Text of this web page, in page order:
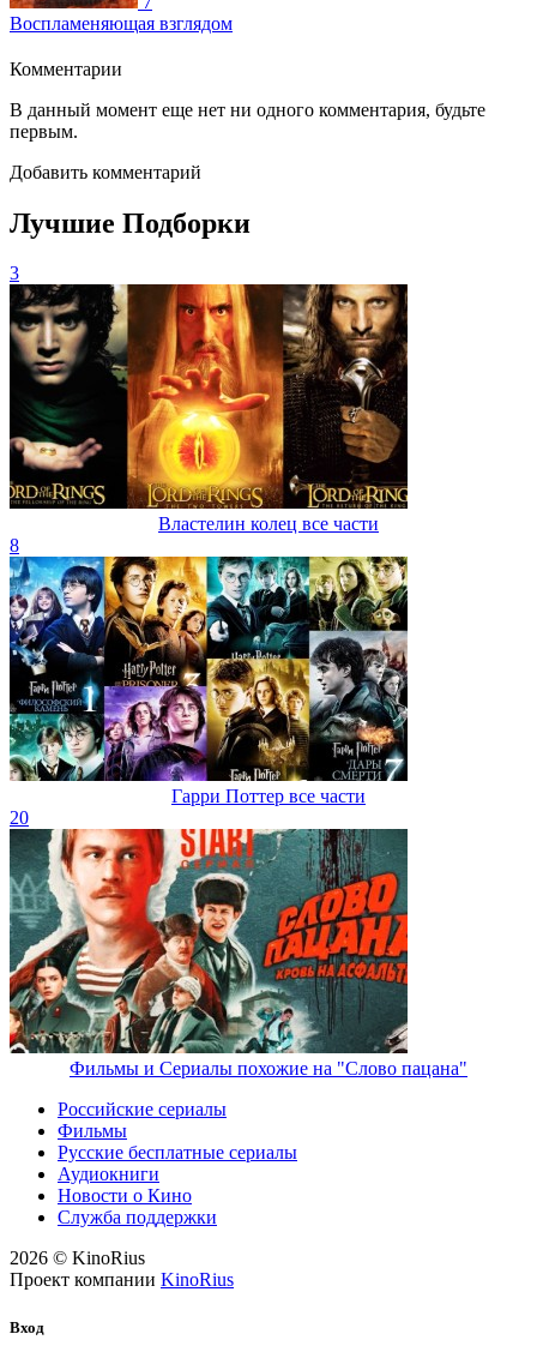
Воспламеняющая взглядом
Комментарии
В данный момент еще нет ни одного комментария, будьте
первым.
Добавить комментарий
Лучшие Подборки
3
Властелин колец все части
8
Гарри Поттер все части
20
Фильмы и Сериалы похожие на "Слово пацана"
Российские сериалы
Фильмы
Русские бесплатные сериалы
Аудиокниги
Новости о Кино
Служба поддержки
2026 © KinoRius
Проект компании KinoRius
Вход